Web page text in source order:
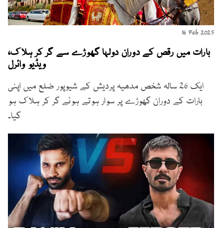
16 Feb 2025
بارات میں رقص کے دوران دولہا گھوڑے سے گر کر ہلاک،
ویڈیو وائرل
ایک 26 سالہ شخص مدھیہ پردیش کے شیوپور ضلع میں اپنی
بارات کے دوران گھوڑے پر سوار ہوتے ہوئے گر کر ہلاک ہو
گیا۔